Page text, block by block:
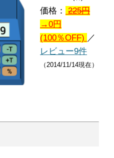
価格： 225円
→0円
(100％OFF) ／
レビュー9件
（2014/11/14現在）